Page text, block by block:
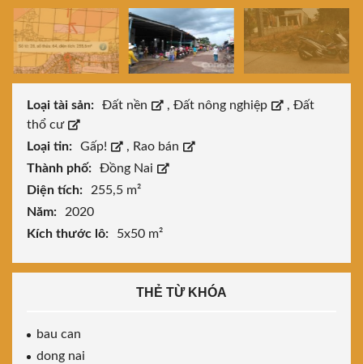
Loại tài sản: Đất nền , Đất nông nghiệp , Đất
thổ cư
Loại tin:
Gấp! , Rao bán
Thành phố:
Đồng Nai
Diện tích:
255,5 m²
Năm:
2020
Kích thước lô:
5x50 m²
THẺ TỪ KHÓA
bau can
dong nai